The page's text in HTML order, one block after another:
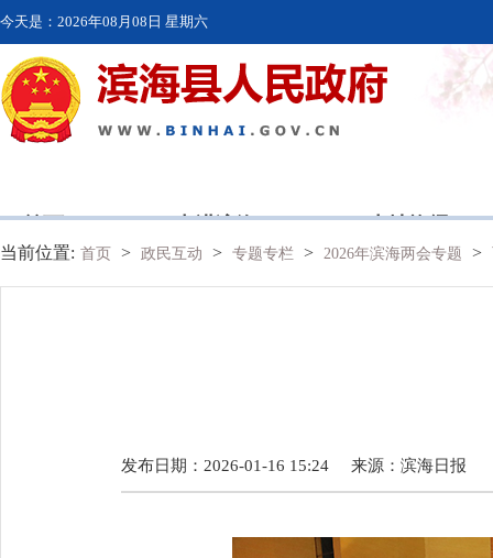
今天是： 2026年08月08日 星期六
首页 走进滨海 本地资讯
当前位置: 首页 > 政民互动 > 专题专栏 > 2026年滨海两会专题 >
发布日期：2026-01-16 15:24 来源： 滨海日报